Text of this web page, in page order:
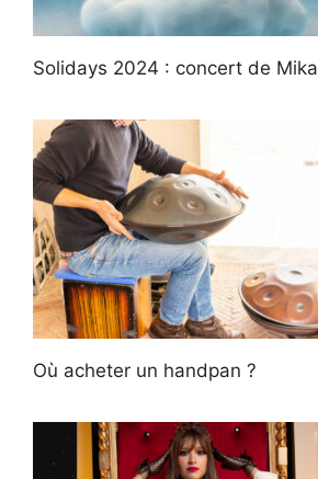
Solidays 2024 : concert de Mika
Où acheter un handpan ?